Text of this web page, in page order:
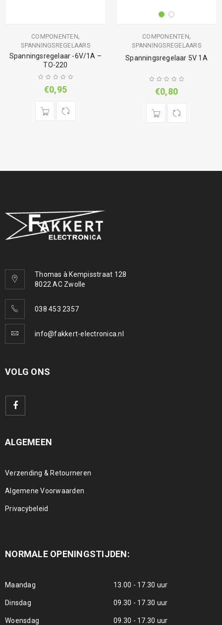
COMPONENTEN,
SPANNINGSREGELAARS
Spanningsregelaar -6V/1A –
TO-220
€0,95
COMPONENTEN,
SPANNINGSREGELAARS
Spanningsregelaar 5V 1A
€0,80
Thomas à Kempisstraat 128
8022 AC Zwolle
038 453 2357
info@fakkert-electronica.nl
VOLG ONS
ALGEMEEN
Verzending & Retourneren
Algemene Voorwaarden
Privacybeleid
NORMALE OPENINGSTIJDEN:
Maandag 13.00 - 17.30 uur
Dinsdag 09.30 - 17.30 uur
Woensdag 09.30 - 17.30 uur